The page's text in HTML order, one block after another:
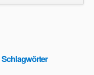
Schlagwörter